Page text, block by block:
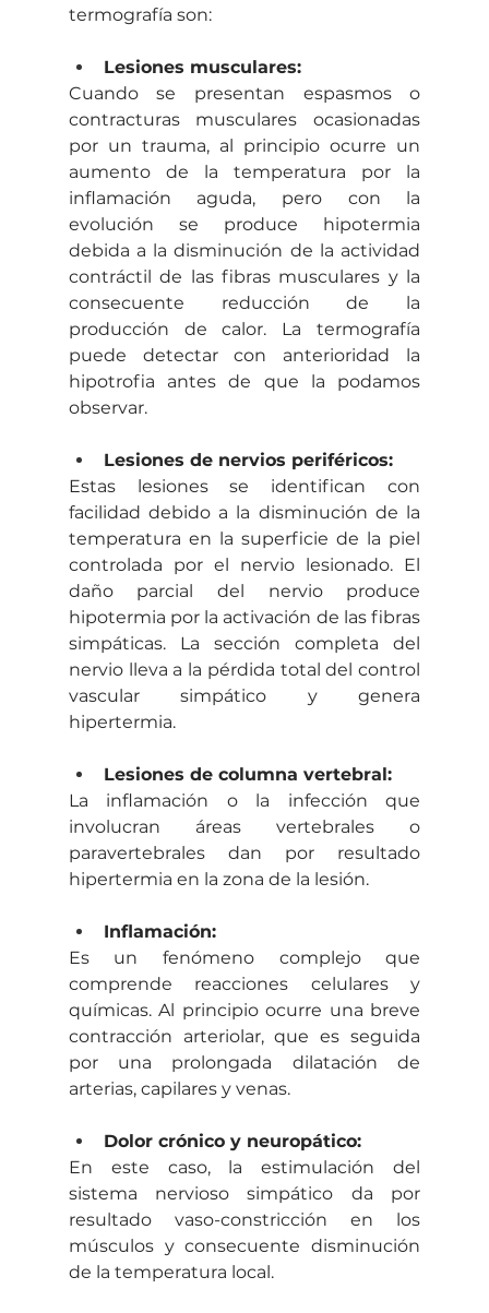
termografía son:
Lesiones musculares:
Cuando se presentan espasmos o
contracturas musculares ocasionadas
por un trauma, al principio ocurre un
aumento de la temperatura por la
inflamación aguda, pero con la
evolución se produce hipotermia
debida a la disminución de la actividad
contráctil de las fibras musculares y la
consecuente reducción de la
producción de calor. La termografía
puede detectar con anterioridad la
hipotrofia antes de que la podamos
observar.
Lesiones de nervios periféricos:
Estas lesiones se identifican con
facilidad debido a la disminución de la
temperatura en la superficie de la piel
controlada por el nervio lesionado. El
daño parcial del nervio produce
hipotermia por la activación de las fibras
simpáticas. La sección completa del
nervio lleva a la pérdida total del control
vascular simpático y genera
hipertermia.
Lesiones de columna vertebral:
La inflamación o la infección que
involucran áreas vertebrales o
paravertebrales dan por resultado
hipertermia en la zona de la lesión.
Inflamación:
Es un fenómeno complejo que
comprende reacciones celulares y
químicas. Al principio ocurre una breve
contracción arteriolar, que es seguida
por una prolongada dilatación de
arterias, capilares y venas.
Dolor crónico y neuropático:
En este caso, la estimulación del
sistema nervioso simpático da por
resultado vaso-constricción en los
músculos y consecuente disminución
de la temperatura local.